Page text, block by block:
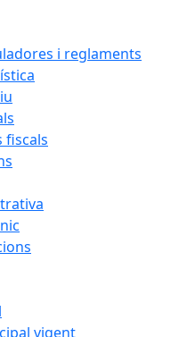
i reglaments
fiscals
vigent